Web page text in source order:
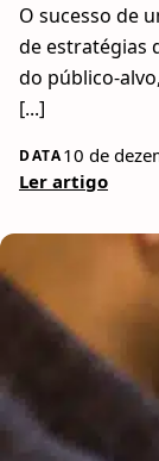
O sucesso de
de estratégias
do público-
[...]
DATA10 de
Ler artigo